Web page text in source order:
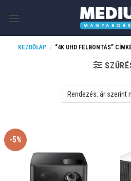
KEZDŐLAP / “4K UHD FELBONTÁS”
-5%